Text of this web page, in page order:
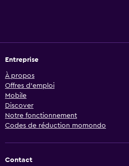
Entreprise
À propos
Offres d’emploi
Mobile
Discover
Notre fonctionnement
Codes de réduction momondo
Contact